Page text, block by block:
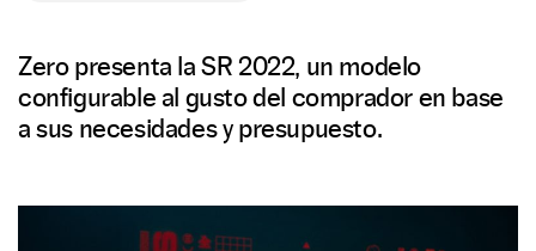
Zero presenta la SR 2022, un modelo
configurable al gusto del comprador en base
a sus necesidades y presupuesto.